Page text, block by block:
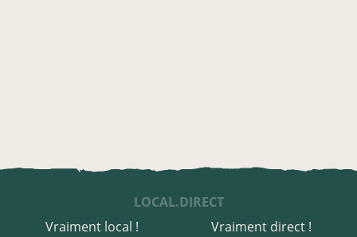
LOCAL.DIRECT
Vraiment local !
Vraiment direct !